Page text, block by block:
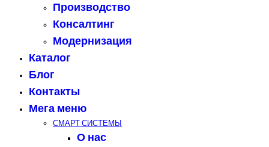
Производство
Консалтинг
Модернизация
Каталог
Блог
Контакты
Мега меню
СМАРТ СИСТЕМЫ
О нас